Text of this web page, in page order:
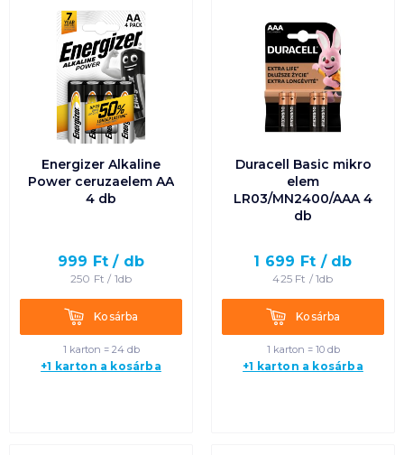
Energizer Alkaline
Power ceruzaelem AA
4 db
999 Ft / db
250 Ft / 1db
KosárbaKosárba
1 karton = 24 db
+1 karton a kosárba
Duracell Basic mikro
elem
LR03/MN2400/AAA 4
db
1 699 Ft / db
425Ft /1db
KosárbaKosárba
1 karton = 10 db
+1 karton a kosárba